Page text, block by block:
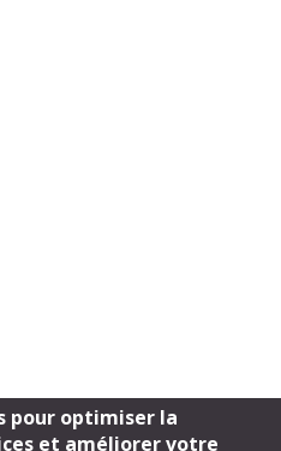
pour optimiser la
et améliorer votre